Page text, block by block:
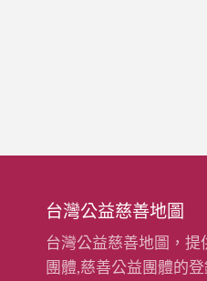
台灣公益慈善地圖
台灣公益慈善地圖，提
團體,慈善公益團體的